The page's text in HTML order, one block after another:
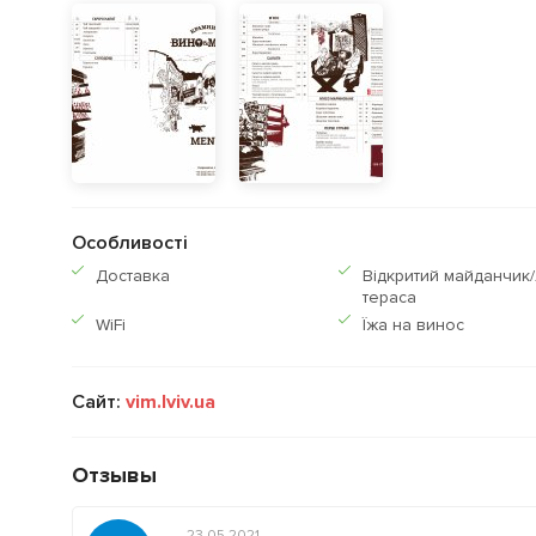
Особливості
Доставка
Відкритий майданчик/
тераса
WiFi
Їжа на винос
Сайт: vim.lviv.ua
Отзывы